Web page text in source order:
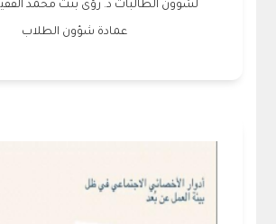
لشؤون الطالبات د. رؤى بنت محمد
عمادة شؤون الطلاب